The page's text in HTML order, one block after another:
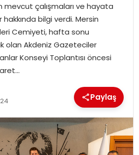
mevcut çalışmaları ve hayata
bilgi verdi. Mersin
Cemiyeti, hafta sonu
olan Akdeniz Gazeteciler
Konseyi Toplantısı öncesi
Paylaş